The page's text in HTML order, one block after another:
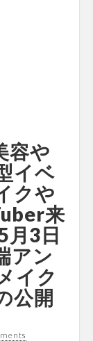
容や
イベ
クや
来
月3日
アン
イク
公開